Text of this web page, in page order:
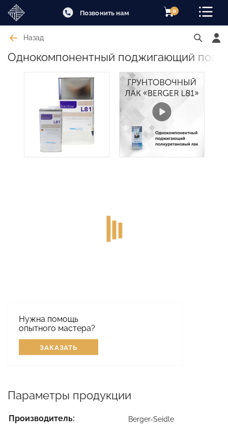
Позвонить нам 0
Назад
Однокомпонентный поджигающий
Нужна помощь
опытного мастера?
ЗАКАЗАТЬ
Параметры продукции
Производитель: Berger-Seidle